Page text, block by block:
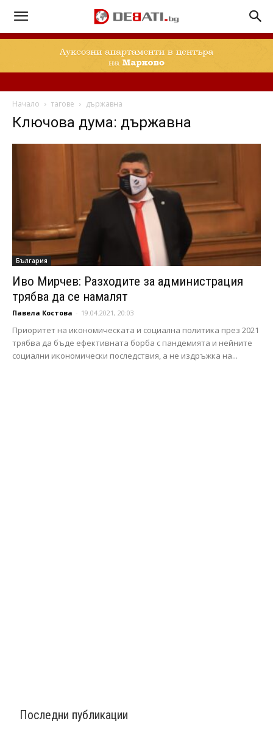
Начало тагове държавна
Ключова дума: държавна
България
Иво Мирчев: Разходите за администрация
трябва да се намалят
Павела Костова - 19.04.2021, 20:03
Приоритет на икономическата и социална политика през 2021
трябва да бъде ефективната борба с пандемията и нейните
социални икономически последствия, а не издръжка на...
Последни публикации